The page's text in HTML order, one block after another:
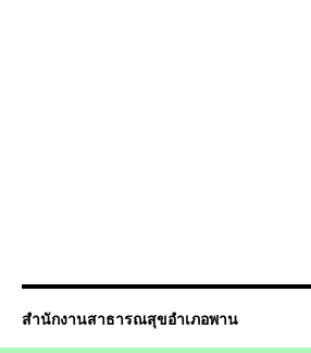
สำนักงานสาธารณสุขอำเภอพาน